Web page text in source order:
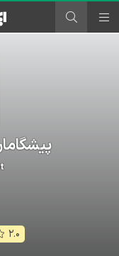
۲.۰